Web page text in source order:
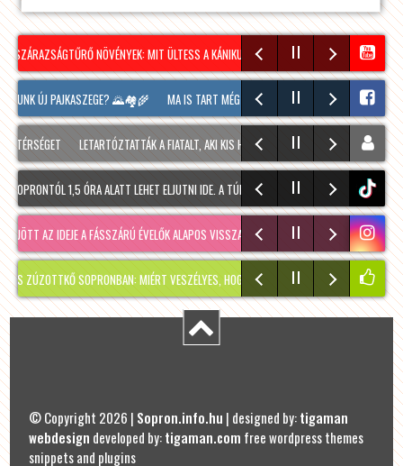
SZÁRAZSÁGTŰRŐ NÖVÉNYEK: MIT ÜLTESS A KÁNIKULÁRA KÉSZÜLVE? NÉPSZERŰ A
ÚJ PAJKASZEGE? 🌄🏘️🌾 MA IS TART MÉG A SOPRONI BORÜNNEP, 20 ÓRAKOR
LETARTÓZTATTÁK A FIATALT, AKI KIS HÍJÁN MEGÖLT EGY 28 ÉVES FÉRFIT
1,5 ÓRA ALATT LEHET ELJUTNI IDE. A TÚRA A PREINER GSCHEID PARKOLÓBÓL
tiktok
AZ IDEJE A FÁSSZÁRÚ ÉVELŐK ALAPOS VISSZAVÁ… RÉGMÚLT KIRAKATA, AMÉLIE
SOPRONBAN: MIÉRT VESZÉLYES, HOGYAN KERÜLHETETT IDE, ÉS MIKOR
© Copyright 2026 | Sopron.info.hu | designed by:tigaman
webdesign developed by:tigaman.com free wordpress themes
snippets and plugins